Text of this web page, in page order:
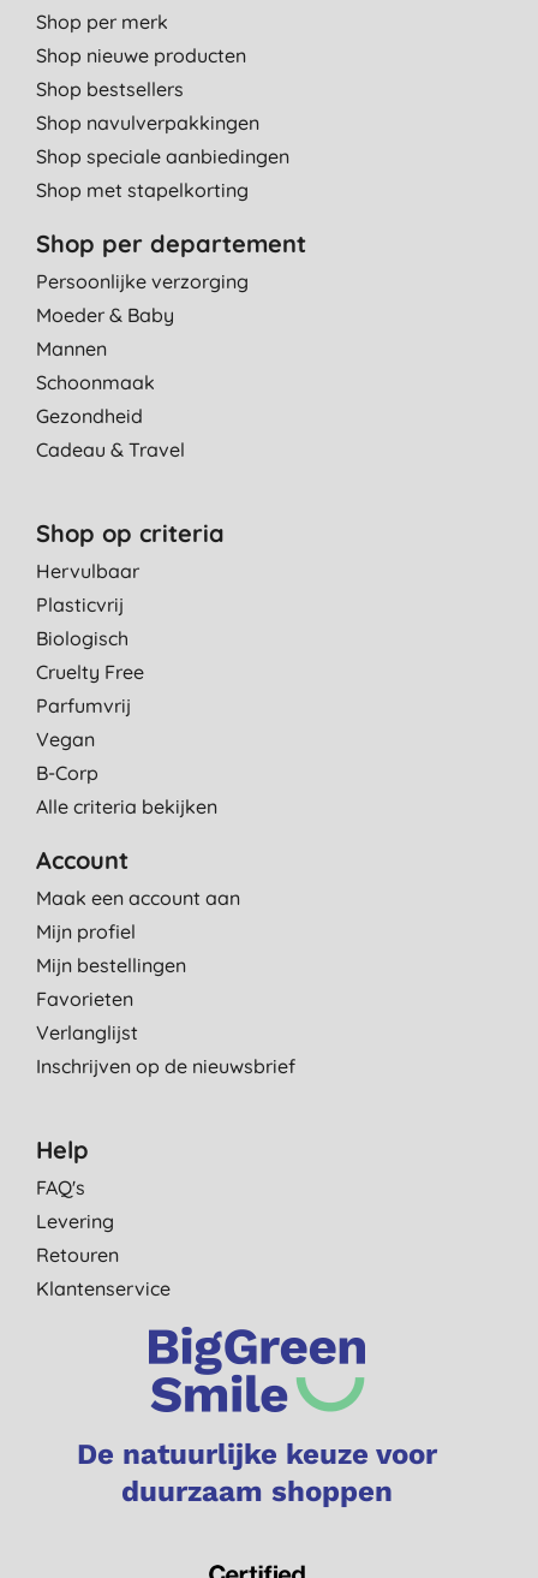
Shop per merk
Shop nieuwe producten
Shop bestsellers
Shop navulverpakkingen
Shop speciale aanbiedingen
Shop met stapelkorting
Shop per departement
Persoonlijke verzorging
Moeder & Baby
Mannen
Schoonmaak
Gezondheid
Cadeau & Travel
Shop op criteria
Hervulbaar
Plasticvrij
Biologisch
Cruelty Free
Parfumvrij
Vegan
B-Corp
Alle criteria bekijken
Account
Maak een account aan
Mijn profiel
Mijn bestellingen
Favorieten
Verlanglijst
Inschrijven op de nieuwsbrief
Help
FAQ's
Levering
Retouren
Klantenservice
De natuurlijke keuze voor
duurzaam shoppen